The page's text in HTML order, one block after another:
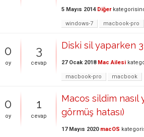
5 Mayıs 2014 Diğer
windows-7 macbook-pro
0
oy
3
cevap
Diski sil yaparken
27 Ocak 2018 Mac Ailesi
macbook-pro macbook
0
oy
1
cevap
Macos sildim
görmüş hatası)
17 Mayıs 2020 macOS